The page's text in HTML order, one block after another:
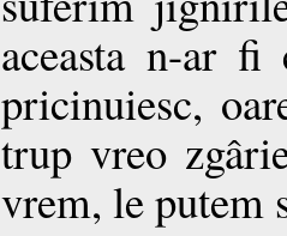
aceasta n-ar fi
pricinuiesc,
trup vreo
vrem, le putem